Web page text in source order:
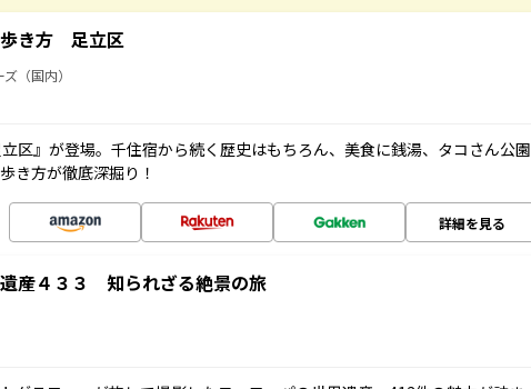
き方 足立区
（国内）
区』が登場。千住宿から続く歴史はもちろん、美食に銭湯、タコさん公園
き方が徹底深掘り！
詳細を見る
産４３３ 知られざる絶景の旅